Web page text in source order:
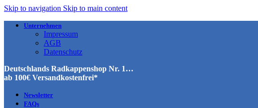
Skip to navigation Skip to main content
Unternehmen
Impressum
AGB
Datenschutz
Deutschlands Radkappenshop Nr. 1…
ab 100€ Versandkostenfrei*
Newsletter
FAQs